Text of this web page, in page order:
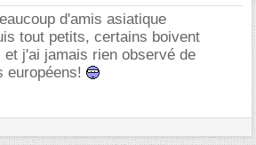
d'amis asiatique
tout petits, certains boivent
j'ai jamais rien observé de
européens!